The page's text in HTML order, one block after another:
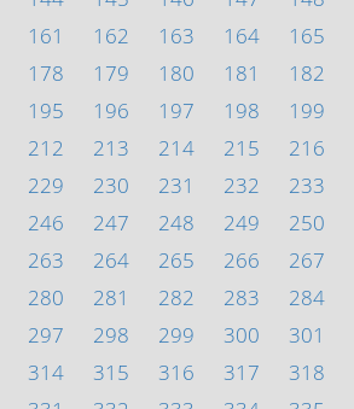
161 162 163 164 165
178 179 180 181 182
195 196 197 198 199
212 213 214 215 216
229 230 231 232 233
246 247 248 249 250
263 264 265 266 267
280 281 282 283 284
297 298 299 300 301
314 315 316 317 318